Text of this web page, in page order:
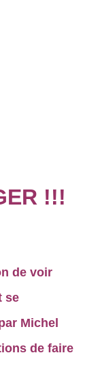
!!!
de voir
se
Michel
de faire